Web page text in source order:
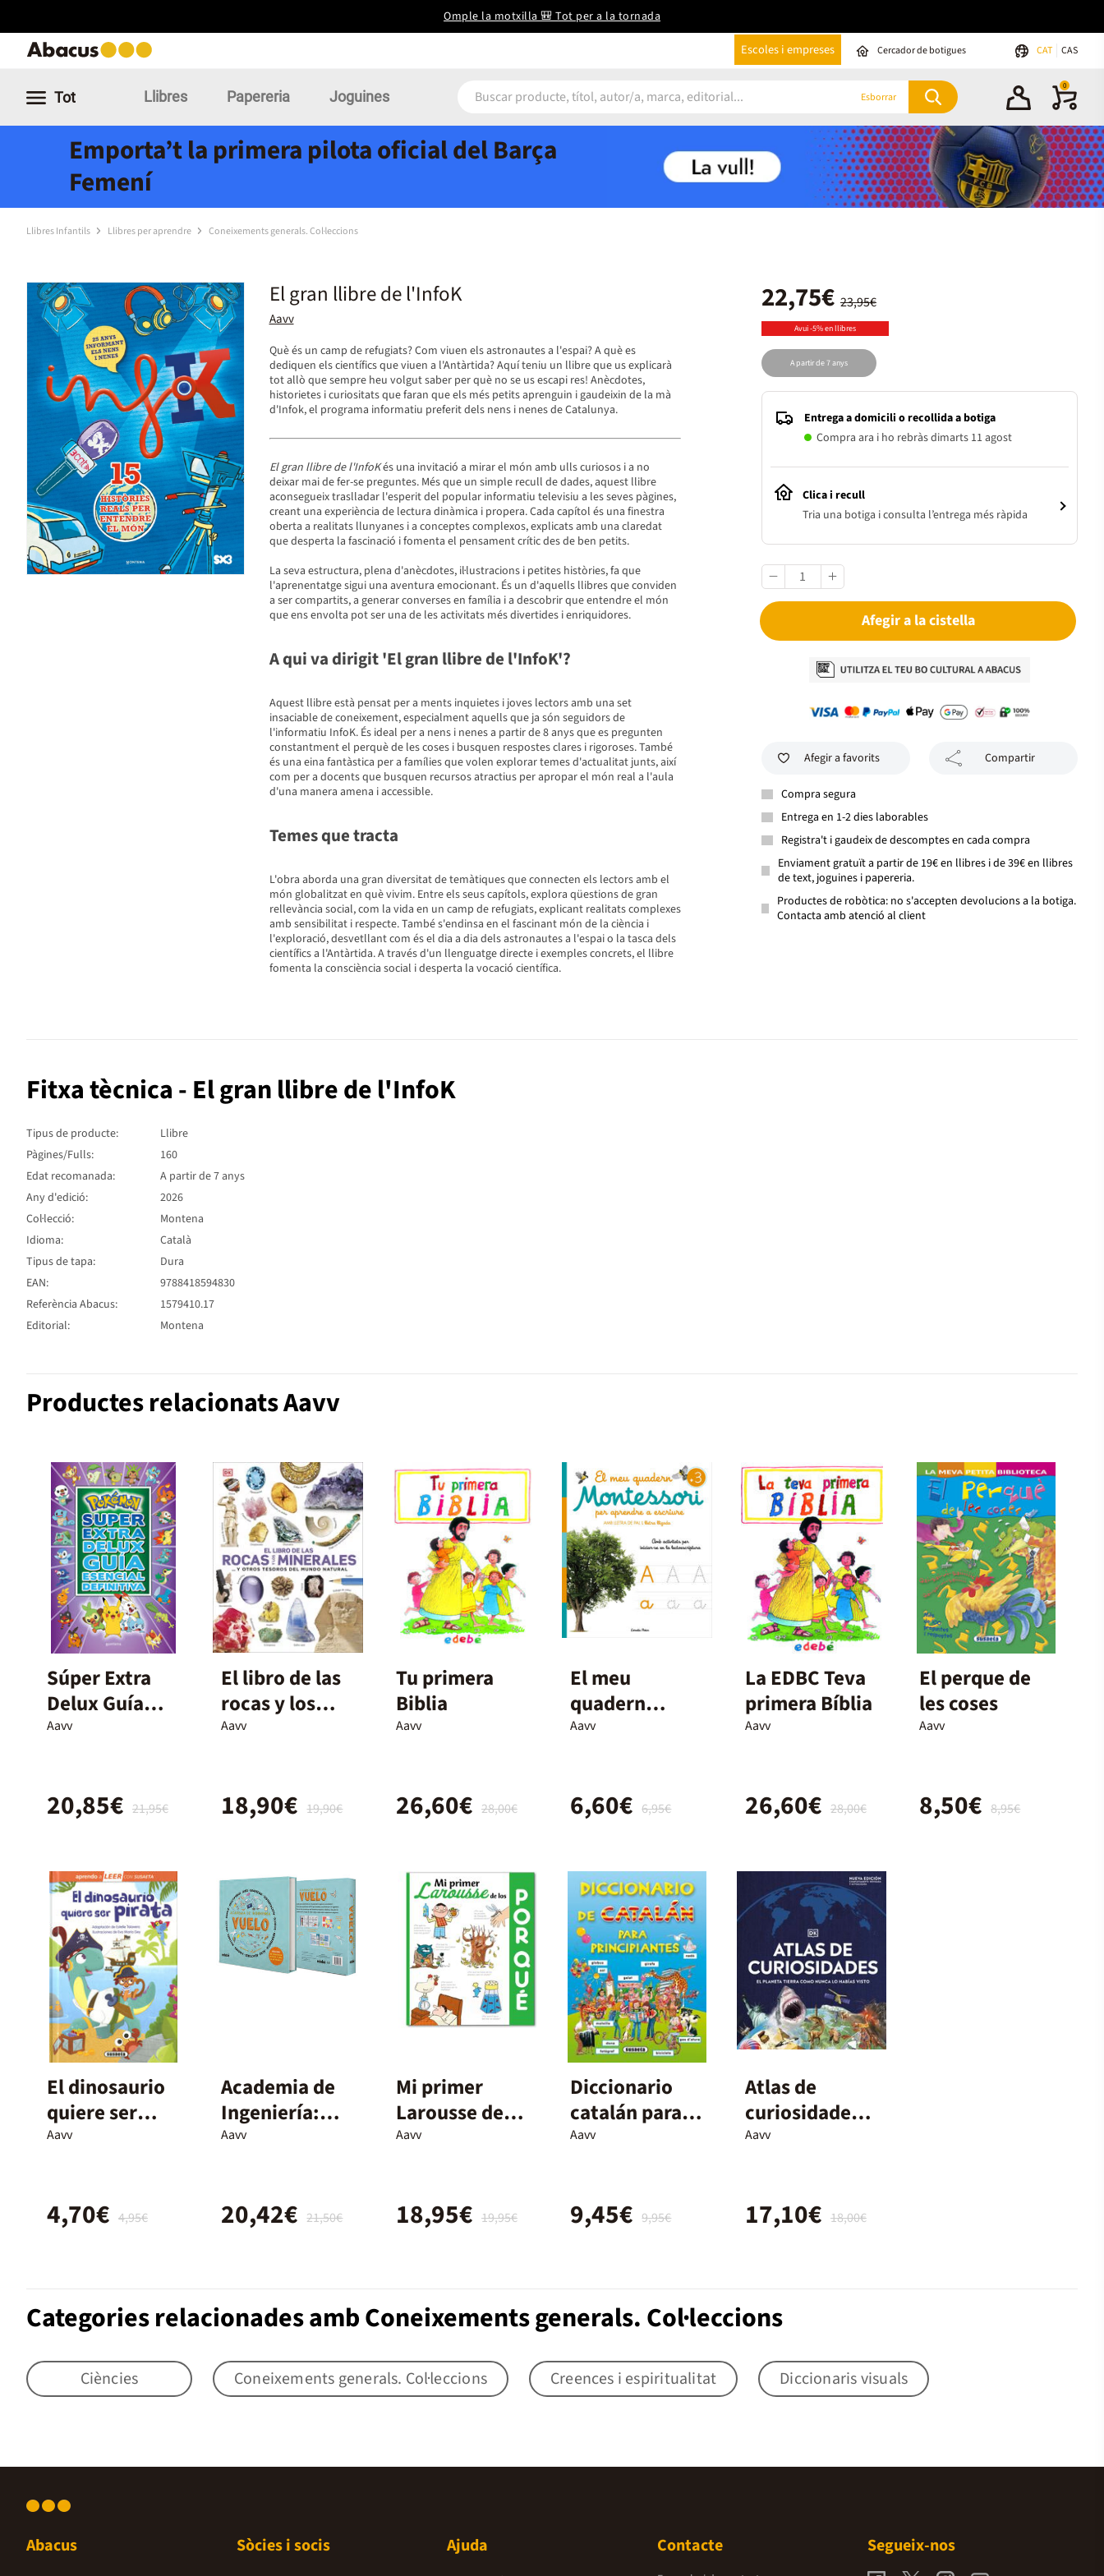
Omple la motxilla 🎒 Tot per a la tornada
Escoles i empreses Cercador de botigues CAT CAS
Tot Llibres Papereria Joguines Esborrar
0
Emporta’t la primera pilota oficial del Barça
Femení
Llibres Infantils Llibres per aprendre Coneixements generals. Col·leccions
El gran llibre de l'InfoK
Aavv
Què és un camp de refugiats? Com viuen els astronautes a l'espai? A què es
dediquen els científics que viuen a l'Antàrtida? Aquí teniu un llibre que us explicarà
tot allò que sempre heu volgut saber per què no se us escapi res! Anècdotes,
historietes i curiositats que faran que els més petits aprenguin i gaudeixin de la mà
d'Infok, el programa informatiu preferit dels nens i nenes de Catalunya.
El gran llibre de l'InfoKés una invitació a mirar el món amb ulls curiosos i a no
deixar mai de fer-se preguntes. Més que un simple recull de dades, aquest llibre
aconsegueix traslladar l'esperit del popular informatiu televisiu a les seves pàgines,
creant una experiència de lectura dinàmica i propera. Cada capítol és una finestra
oberta a realitats llunyanes i a conceptes complexos, explicats amb una claredat
que desperta la fascinació i fomenta el pensament crític des de ben petits.
La seva estructura, plena d'anècdotes, il·lustracions i petites històries, fa que
l'aprenentatge sigui una aventura emocionant. És un d'aquells llibres que conviden
a ser compartits, a generar converses en família i a descobrir que entendre el món
que ens envolta pot ser una de les activitats més divertides i enriquidores.
A qui va dirigit 'El gran llibre de l'InfoK'?
Aquest llibre està pensat per a ments inquietes i joves lectors amb una set
insaciable de coneixement, especialment aquells que ja són seguidors de
l'informatiu InfoK. És ideal per a nens i nenes a partir de 8 anys que es pregunten
constantment el perquè de les coses i busquen respostes clares i rigoroses. També
és una eina fantàstica per a famílies que volen explorar temes d'actualitat junts, així
com per a docents que busquen recursos atractius per apropar el món real a l'aula
d'una manera amena i accessible.
Temes que tracta
L'obra aborda una gran diversitat de temàtiques que connecten els lectors amb el
món globalitzat en què vivim. Entre els seus capítols, explora qüestions de gran
rellevància social, com la vida en un camp de refugiats, explicant realitats complexes
amb sensibilitat i respecte. També s'endinsa en el fascinant món de la ciència i
l'exploració, desvetllant com és el dia a dia dels astronautes a l'espai o la tasca dels
científics a l'Antàrtida. A través d'un llenguatge directe i exemples concrets, el llibre
fomenta la consciència social i desperta la vocació científica.
23,95€
22,75€
Avui -5% en llibres
A partir de 7 anys
Entrega a domicili o recollida a botiga
Compra ara i ho rebràs dimarts 11 agost
Clica i recull
Tria una botiga i consulta l’entrega més ràpida
Afegir a la cistella
Afegir a favorits Compartir
Compra segura
Entrega en 1-2 dies laborables
Registra't i gaudeix de descomptes en cada compra
Enviament gratuït a partir de 19€ en llibres i de 39€ en llibres
de text, joguines i papereria.
Productes de robòtica: no s'accepten devolucions a la botiga.
Contacta amb atenció al client
Fitxa tècnica - El gran llibre de l'InfoK
Tipus de producte:
Llibre
Pàgines/Fulls:
160
Edat recomanada:
A partir de 7 anys
Any d'edició:
2026
Col·lecció:
Montena
Idioma:
Català
Tipus de tapa:
Dura
EAN:
9788418594830
Referència Abacus:
1579410.17
Editorial:
Montena
Productes relacionats Aavv
Súper Extra
Delux Guía
esencial
Aavv
21,95€
20,85€
El libro de las
rocas y los
minerales
Aavv
19,90€
18,90€
Tu primera
Biblia
Aavv
28,00€
26,60€
El meu
quadern
Montessori
Aavv
6,95€
6,60€
La EDBC Teva
primera Bíblia
Aavv
28,00€
26,60€
El perque de
les coses
Aavv
8,95€
8,50€
El dinosaurio
quiere ser
pirata
Aavv
4,95€
4,70€
Academia de
Ingeniería:
Vuelo
Aavv
21,50€
20,42€
Mi primer
Larousse de
los ¿Por qué?
Aavv
19,95€
18,95€
Diccionario
catalán para
principiantes
Aavv
9,95€
9,45€
Atlas de
curiosidades
Nueva edición
Aavv
18,00€
17,10€
Categories relacionades amb Coneixements generals. Col·leccions
Ciències Coneixements generals. Col·leccions Creences i espiritualitat Diccionaris visuals
Abacus Sòcies i socis Ajuda Contacte Segueix-nos